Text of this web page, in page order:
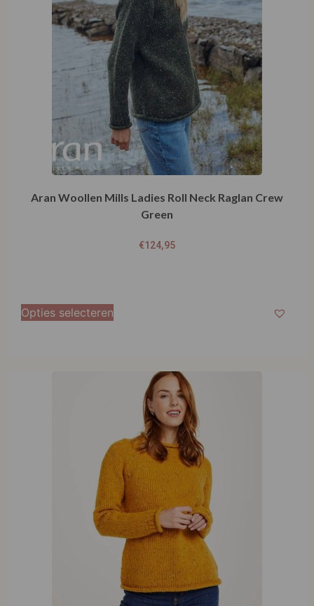
Aran Woollen Mills Ladies Roll Neck Raglan Crew
Green
€124,95
Aran Woollen Mills Ladies Roll Neck Raglan Crew
Starfish